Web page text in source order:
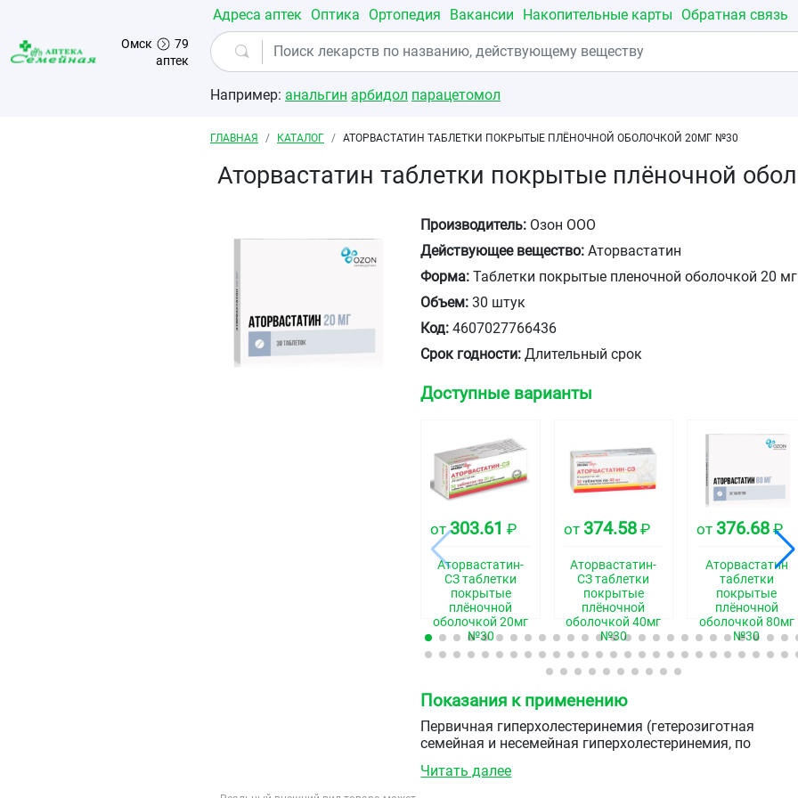
Перейти к основному содержанию
Омск
79
аптек
Адреса аптек Оптика Ортопедия Вакансии Накопительные карты Обратная связь
Например: анальгин арбидол парацетомол
Строка навигации
ГЛАВНАЯ КАТАЛОГ АТОРВАСТАТИН ТАБЛЕТКИ ПОКРЫТЫЕ ПЛЁНОЧНОЙ ОБОЛОЧКОЙ 20МГ №30
Аторвастатин таблетки покрытые плёночной
Производитель: Озон ООО
Действующее вещество: Аторвастатин
Форма: Таблетки покрытые пленочной оболочкой 20 мг
Объем: 30 штук
Код: 4607027766436
Срок годности: Длительный срок
Доступные варианты
от303.61 ₽
Аторвастатин-
СЗ таблетки
покрытые
плёночной
оболочкой 20мг
№30
от 374.58₽
Аторвастатин-
СЗ таблетки
покрытые
плёночной
оболочкой 40мг
№30
от 376.68 ₽
Аторвастатин
таблетки
покрытые
плёночной
оболочкой 80мг
№30
Показания к применению
Первичная гиперхолестеринемия (гетерозиготная
семейная и несемейная гиперхолестеринемия, по
гиперлипидемия (по Фредриксону типы IIb и III),
Читать далее